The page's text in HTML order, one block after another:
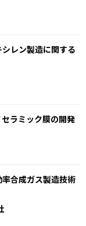
レン製造に関する
ラミック膜の開発
率合成ガス製造技術